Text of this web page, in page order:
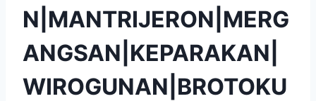
N|MANTRIJERON|MERG
ANGSAN|KEPARAKAN|
WIROGUNAN|BROTOKU